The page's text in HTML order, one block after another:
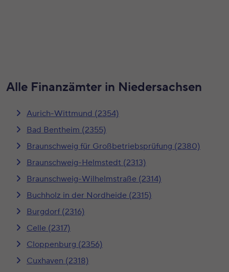
Alle Finanzämter in Niedersachsen
Aurich-Wittmund (2354)
Bad Bentheim (2355)
Braunschweig für Großbetriebsprüfung (2380)
Braunschweig-Helmstedt (2313)
Braunschweig-Wilhelmstraße (2314)
Buchholz in der Nordheide (2315)
Burgdorf (2316)
Celle (2317)
Cloppenburg (2356)
Cuxhaven (2318)